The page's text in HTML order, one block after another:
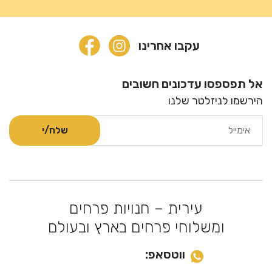
עקבו אחרינו
אל תפספסו עדכונים חשובים
הירשמו לניזלטר שלנו
עירית – חנויות פרחים
ומשלוחי פרחים בארץ ובעולם
ווטסאפ: